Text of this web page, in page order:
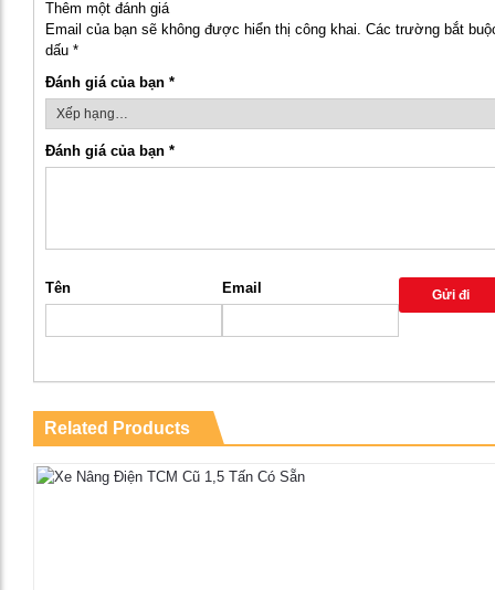
Thêm một đánh giá
Email của bạn sẽ không được hiển thị công khai. Các trường bắt
dấu *
Đánh giá của bạn *
Đánh giá của bạn *
Tên Email
Related Products